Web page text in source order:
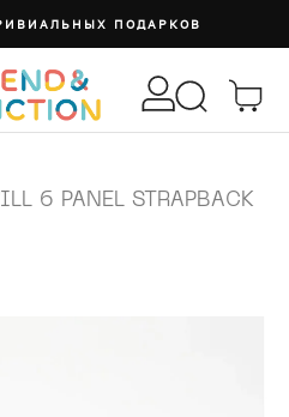
ПОДАРКОВ
6 PANEL STRAPBACK